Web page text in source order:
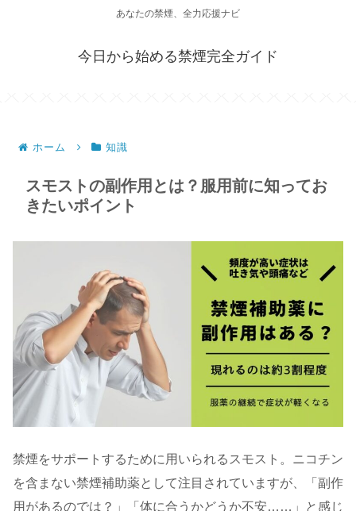
あなたの禁煙、全力応援ナビ
今日から始める禁煙完全ガイド
ホーム 知識
スモストの副作用とは？服用前に知ってお
きたいポイント
禁煙をサポートするために用いられるスモスト。ニコチン
を含まない禁煙補助薬として注目されていますが、「副作
用があるのでは？」「体に合うかどうか不安……」と感じ